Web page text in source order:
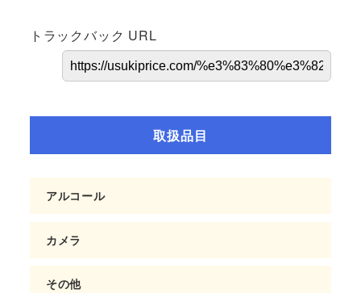
トラックバック URL
取扱品目
アルコール
カメラ
その他